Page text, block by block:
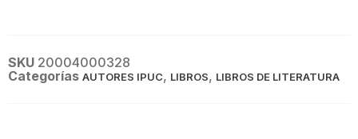
SKU 20004000328
Categorías AUTORES IPUC, LIBROS, LIBROS DE LITERATURA